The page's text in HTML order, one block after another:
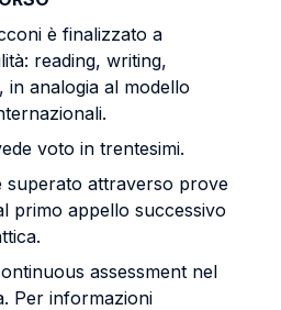
è finalizzato a
reading, writing,
in analogia al modello
voto in trentesimi.
superato attraverso prove
primo appello successivo
assessment nel
Per informazioni